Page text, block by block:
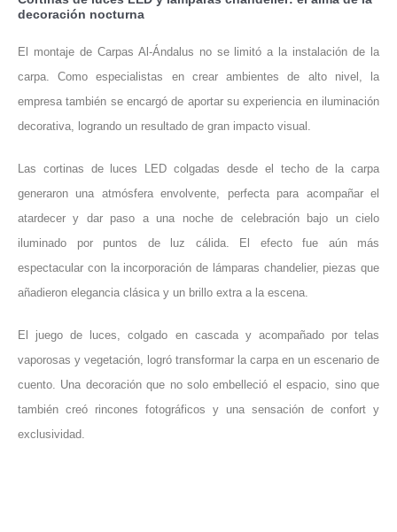
decoración nocturna
El montaje de Carpas Al-Ándalus no se limitó a la instalación de la
carpa. Como especialistas en crear ambientes de alto nivel, la
empresa también se encargó de aportar su experiencia en iluminación
decorativa, logrando un resultado de gran impacto visual.
Las cortinas de luces LED colgadas desde el techo de la carpa
generaron una atmósfera envolvente, perfecta para acompañar el
atardecer y dar paso a una noche de celebración bajo un cielo
iluminado por puntos de luz cálida. El efecto fue aún más
espectacular con la incorporación de lámparas chandelier, piezas que
añadieron elegancia clásica y un brillo extra a la escena.
El juego de luces, colgado en cascada y acompañado por telas
vaporosas y vegetación, logró transformar la carpa en un escenario de
cuento. Una decoración que no solo embelleció el espacio, sino que
también creó rincones fotográficos y una sensación de confort y
exclusividad.